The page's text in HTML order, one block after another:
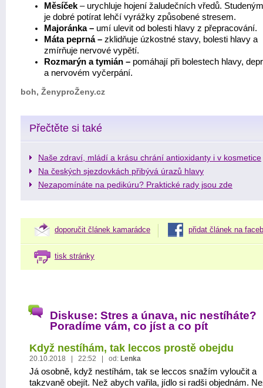
Měsíček – urychluje hojení žaludečních vředů.
je dobré potírat lehčí vyrážky způsobené stresem.
Majoránka – umí ulevit od bolesti hlavy z přepracování.
Máta peprná – zklidňuje úzkostné stavy, bolesti hlavy a
zmírňuje nervové vypětí.
Rozmarýn a tymián – pomáhají při bolestech hlavy,
a nervovém vyčerpání.
boh, ŽenyproŽeny.cz
Přečtěte si také
Naše zdraví, mládí a krásu chrání antioxidanty i v kosmetice
Na českých sjezdovkách přibývá úrazů hlavy
Nezapomínáte na pedikúru? Praktické rady jsou zde
doporučit článek kamarádce přidat článek na
tisk stránky
Diskuse: Stres a únava, nic nestíháte?
Poradíme vám, co jíst a co pít
Když nestíhám, tak leccos prostě obejdu
20.10.2018 | 22:52 | od: Lenka
Já osobně, když nestíhám, tak se leccos snažím vyloučit a
takzvaně obejít. Než abych vařila, jídlo si radši objednám.